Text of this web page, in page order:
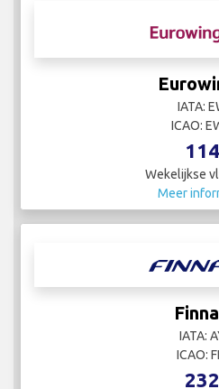
IATA:
ICAO:
114
Wekelijkse
Meer
IATA:
ICAO:
232